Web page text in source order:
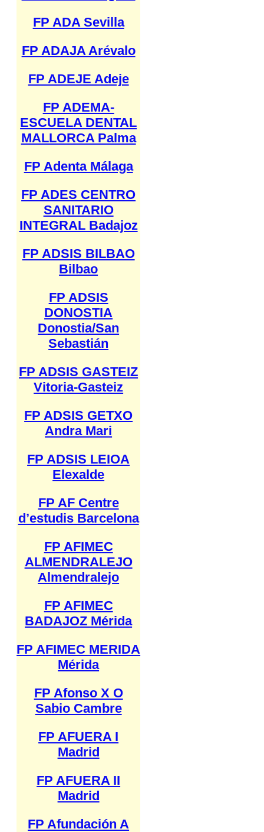
FP ADA Sevilla
FP ADAJA Arévalo
FP ADEJE Adeje
FP ADEMA-
ESCUELA DENTAL
MALLORCA Palma
FP Adenta Málaga
FP ADES CENTRO
SANITARIO
INTEGRAL Badajoz
FP ADSIS BILBAO
Bilbao
FP ADSIS
DONOSTIA
Donostia/San
Sebastián
FP ADSIS GASTEIZ
Vitoria-Gasteiz
FP ADSIS GETXO
Andra Mari
FP ADSIS LEIOA
Elexalde
FP AF Centre
d’estudis Barcelona
FP AFIMEC
ALMENDRALEJO
Almendralejo
FP AFIMEC
BADAJOZ Mérida
FP AFIMEC MERIDA
Mérida
FP Afonso X O
Sabio Cambre
FP AFUERA I
Madrid
FP AFUERA II
Madrid
FP Afundación A